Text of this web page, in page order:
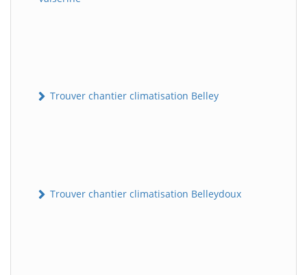
Trouver chantier climatisation Belley
Trouver chantier climatisation Belleydoux